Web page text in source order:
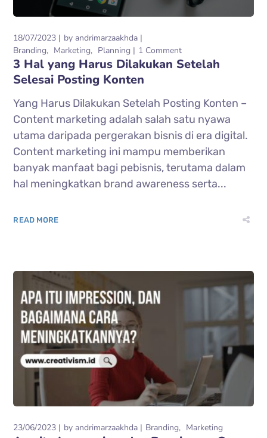
18/07/2023 by andrimarzaakhda
Branding
Marketing Planning 1 Comment
3 Hal yang Harus Dilakukan Setelah
Selesai Posting Konten
Yang Harus Dilakukan Setelah Posting Konten –
Content marketing adalah salah satu nyawa
utama daripada pergerakan bisnis di era digital.
Content marketing ini mampu memberikan
banyak manfaat bagi pebisnis, terutama dalam
hal meningkatkan brand awareness serta...
READ MORE
23/06/2023 by andrimarzaakhda Branding Marketing